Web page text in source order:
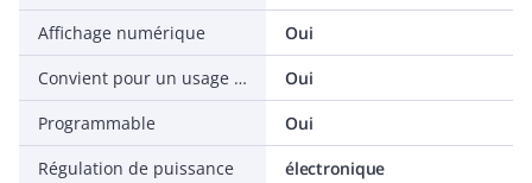
Affichage numérique
Oui
Convient pour un usage domotique
Oui
Programmable
Oui
Régulation de puissance
électronique